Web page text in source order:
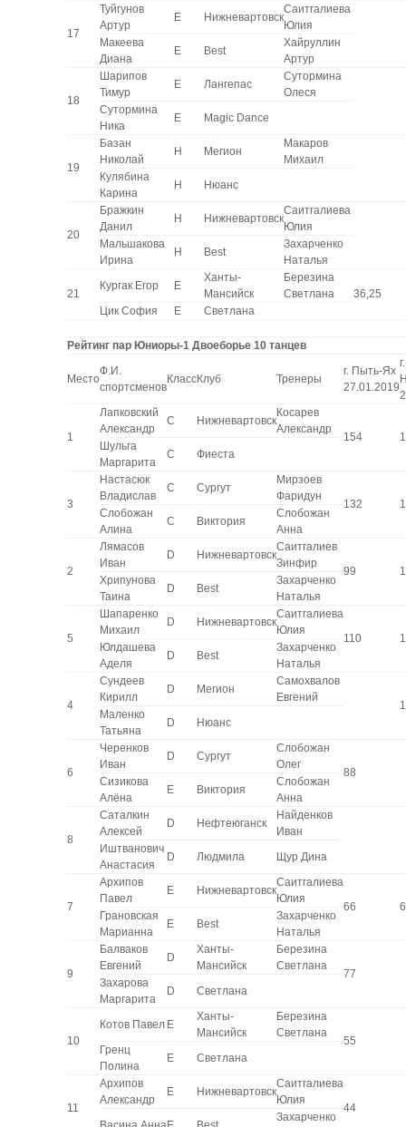
17
Туйгунов
Артур
E Нижневартовск
Саитгалиева
Юлия
Макеева
Диана
E Best
Хайруллин
Артур
18
Шарипов
Тимур
E Лангепас
Сутормина
Олеся
Сутормина
Ника
E Magic Dance
19
Базан
Николай
H Мегион
Макаров
Михаил
Кулябина
Карина
H Нюанс
20
Бражкин
Данил
H Нижневартовск
Саитгалиева
Юлия
Мальшакова
Ирина
H Best
Захарченко
Наталья
21
Кургак Егор E
Ханты-
Мансийск
Березина
Светлана
36,25
Цик София
E Светлана
Рейтинг пар Юниоры-1 Двоеборье 10 танцев
Место
Ф.И.
спортсменов
КлассКлуб Тренеры
г. Пыть-Ях
27.01.2019
г.
1
Лапковский
Александр
C Нижневартовск
Косарев
Александр
154
Шульга
Маргарита
C Фиеста
3
Настасюк
Владислав
C Сургут
Мирзоев
Фаридун
132
Слобожан
Алина
C Виктория
Слобожан
Анна
2
Лямасов
Иван
D Нижневартовск
Саитгалиев
Зинфир
99
Хрипунова
Таина
D Best
Захарченко
Наталья
5
Шапаренко
Михаил
D Нижневартовск
Саитгалиева
Юлия
110
Юлдашева
Аделя
D Best
Захарченко
Наталья
4
Сундеев
Кирилл
D Мегион
Самохвалов
Евгений
Маленко
Татьяна
D Нюанс
6
Черенков
Иван
D Сургут
Слобожан
Олег
88
Сизикова
Алёна
E Виктория
Слобожан
Анна
8
Саталкин
Алексей
D Нефтеюганск
Найденков
Иван
Иштванович
Анастасия
D Людмила Щур Дина
7
Архипов
Павел
E Нижневартовск
Саитгалиева
Юлия
66
Грановская
Марианна
E Best
Захарченко
Наталья
9
Балваков
Евгений
D
Ханты-
Мансийск
Березина
Светлана
77
Захарова
Маргарита
D Светлана
10
Котов Павел E
Ханты-
Мансийск
Березина
Светлана
55
Гренц
Полина
E Светлана
11
Архипов
Александр
E Нижневартовск
Саитгалиева
Юлия
44
Захарченко